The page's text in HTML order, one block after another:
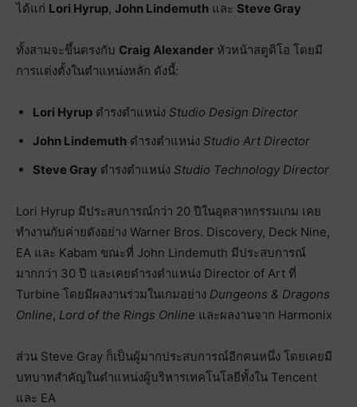
ได้แก่ Lori Hyrup, John Lindemuth และ Steve Gray
ทั้งสามจะขึ้นตรงกับ Craig Alexander หัวหน้าสตูดิโอ โดยมี
การแต่งตั้งในตำแหน่งหลัก ดังนี้:
Lori Hyrup ดำรงตำแหน่ง Studio Design Director
John Lindemuth ดำรงตำแหน่ง Studio Art Director
Steve Gray ดำรงตำแหน่ง Studio Technology Director
Lori Hyrup มีประสบการณ์กว่า 20 ปีในอุตสาหกรรมเกม เคย
ทำงานกับค่ายดังอย่าง Warner Bros. Discovery, Deck Nine,
EA และ Kabam ขณะที่ John Lindemuth มีประสบการณ์
มากกว่า 30 ปี และเคยดำรงตำแหน่ง Director of Art ที่
Turbine โดยมีผลงานร่วมในเกมอย่าง Dungeons & Dragons
Online, Lord of the Rings Online และผลงานจาก Harmonix
ส่วน Steve Gray ก็เป็นผู้มากประสบการณ์อีกคนหนึ่ง โดยเคยมี
บทบาทสำคัญในตำแหน่งผู้บริหารเทคโนโลยีทั้งใน Tencent
และ EA